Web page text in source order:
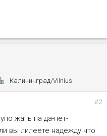
Калининград/Vilnius
#2
жать на да-нет-
вы лилеете надежду что